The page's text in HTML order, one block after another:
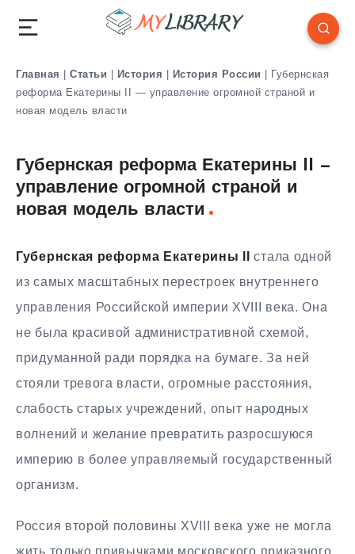
Главная | Статьи | История | История России | Губернская
реформа Екатерины II — управление огромной страной и
новая модель власти
Губернская реформа Екатерины II —
управление огромной страной и
новая модель власти
Губернская реформа Екатерины II
стала одной
из самых масштабных перестроек внутреннего
управления Российской империи XVIII века. Она
не была красивой административной схемой,
придуманной ради порядка на бумаге. За ней
стояли тревога власти, огромные расстояния,
слабость старых учреждений, опыт народных
волнений и желание превратить разросшуюся
империю в более управляемый государственный
организм.
Россия второй половины XVIII века уже не могла